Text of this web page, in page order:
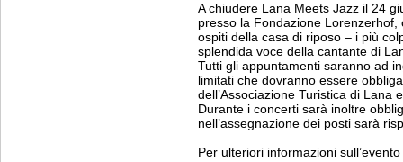
A chiudere Lana Meets Jazz il 24
presso la Fondazione
ospiti della casa di riposo – i più
splendida voce della cantante di
Tutti gli appuntamenti saranno ad
limitati che dovranno essere
dell’Associazione Turistica di Lana
Durante i concerti sarà inoltre
nell’assegnazione dei posti sarà
Per ulteriori informazioni